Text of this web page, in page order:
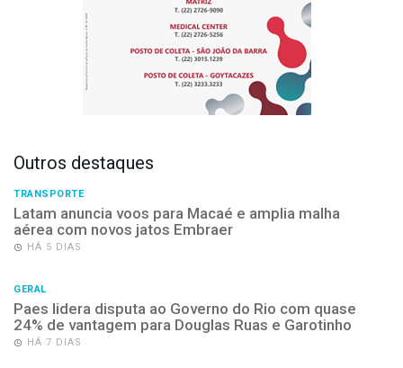
Outros destaques
TRANSPORTE
Latam anuncia voos para Macaé e amplia malha
aérea com novos jatos Embraer
HÁ 5 DIAS
GERAL
Paes lidera disputa ao Governo do Rio com quase
24% de vantagem para Douglas Ruas e Garotinho
HÁ 7 DIAS